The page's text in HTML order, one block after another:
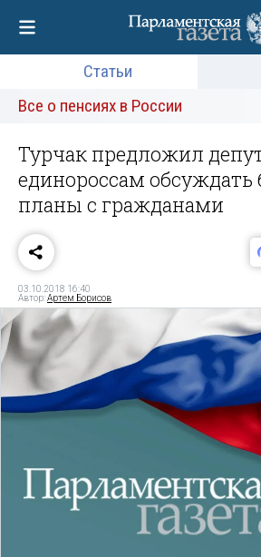
Статьи
Все о пенсиях в России
Турчак предложил
единороссам
планы с гражданами
03.10.2018 16:40
Автор:Артем Борисов